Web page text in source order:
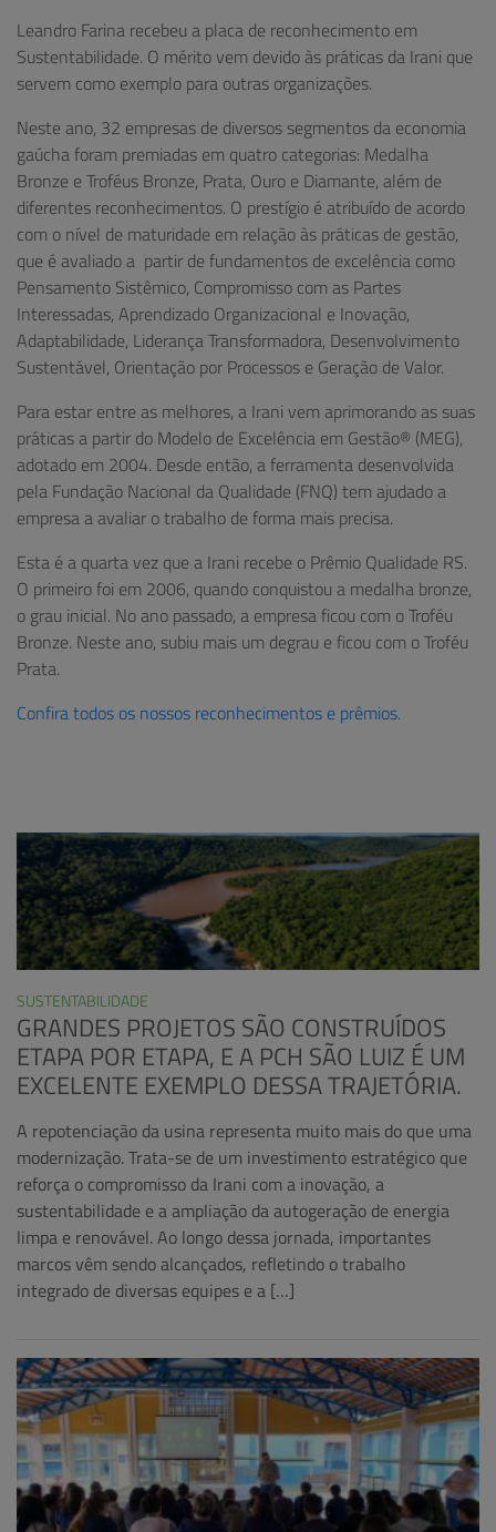
Leandro Farina recebeu a placa de reconhecimento em
Sustentabilidade. O mérito vem devido às práticas da Irani que
servem como exemplo para outras organizações.
Neste ano, 32 empresas de diversos segmentos da economia
gaúcha foram premiadas em quatro categorias: Medalha
Bronze e Troféus Bronze, Prata, Ouro e Diamante, além de
diferentes reconhecimentos. O prestígio é atribuído de acordo
com o nível de maturidade em relação às práticas de gestão,
que é avaliado a partir de fundamentos de excelência como
Pensamento Sistêmico, Compromisso com as Partes
Interessadas, Aprendizado Organizacional e Inovação,
Adaptabilidade, Liderança Transformadora, Desenvolvimento
Sustentável, Orientação por Processos e Geração de Valor.
Para estar entre as melhores, a Irani vem aprimorando as suas
práticas a partir do Modelo de Excelência em Gestão® (MEG),
adotado em 2004. Desde então, a ferramenta desenvolvida
pela Fundação Nacional da Qualidade (FNQ) tem ajudado a
empresa a avaliar o trabalho de forma mais precisa.
Esta é a quarta vez que a Irani recebe o Prêmio Qualidade RS.
O primeiro foi em 2006, quando conquistou a medalha bronze,
o grau inicial. No ano passado, a empresa ficou com o Troféu
Bronze. Neste ano, subiu mais um degrau e ficou com o Troféu
Prata.
Confira todos os nossos reconhecimentos e prêmios.
SUSTENTABILIDADE
GRANDES PROJETOS SÃO CONSTRUÍDOS
ETAPA POR ETAPA, E A PCH SÃO LUIZ É UM
EXCELENTE EXEMPLO DESSA TRAJETÓRIA.
A repotenciação da usina representa muito mais do que uma
modernização. Trata-se de um investimento estratégico que
reforça o compromisso da Irani com a inovação, a
sustentabilidade e a ampliação da autogeração de energia
limpa e renovável. Ao longo dessa jornada, importantes
marcos vêm sendo alcançados, refletindo o trabalho
integrado de diversas equipes e a […]